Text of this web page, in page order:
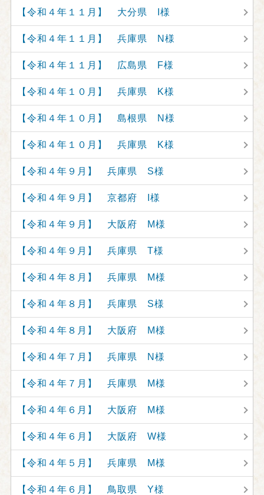
【令和４年１１月】 大分県 I様
【令和４年１１月】 兵庫県 N様
【令和４年１１月】 広島県 F様
【令和４年１０月】 兵庫県 K様
【令和４年１０月】 島根県 N様
【令和４年１０月】 兵庫県 K様
【令和４年９月】 兵庫県 S様
【令和４年９月】 京都府 I様
【令和４年９月】 大阪府 M様
【令和４年９月】 兵庫県 T様
【令和４年８月】 兵庫県 M様
【令和４年８月】 兵庫県 S様
【令和４年８月】 大阪府 M様
【令和４年７月】 兵庫県 N様
【令和４年７月】 兵庫県 M様
【令和４年６月】 大阪府 M様
【令和４年６月】 大阪府 W様
【令和４年５月】 兵庫県 M様
【令和４年６月】 鳥取県 Y様